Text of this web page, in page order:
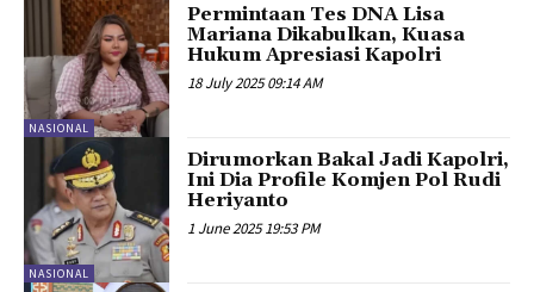
NASIONAL
Permintaan Tes DNA Lisa
Mariana Dikabulkan, Kuasa
Hukum Apresiasi Kapolri
18 July 2025 09:14 AM
NASIONAL
Dirumorkan Bakal Jadi Kapolri,
Ini Dia Profile Komjen Pol Rudi
Heriyanto
1 June 2025 19:53 PM